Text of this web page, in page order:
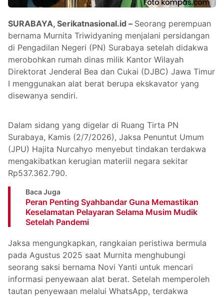
SURABAYA, Serikatnasional.id – Seorang perempuan
bernama Murnita Triwidyaning menjalani persidangan
di Pengadilan Negeri (PN) Surabaya setelah didakwa
merobohkan rumah dinas milik Kantor Wilayah
Direktorat Jenderal Bea dan Cukai (DJBC) Jawa Timur
I menggunakan alat berat berupa ekskavator yang
disewanya sendiri.
Dalam sidang yang digelar di Ruang Tirta PN
Surabaya, Kamis (2/7/2026), Jaksa Penuntut Umum
(JPU) Hajita Nurcahyo menyebut tindakan terdakwa
mengakibatkan kerugian materiil negara sekitar
Rp537.362.790.
Baca Juga
Peran Penting Syahbandar Guna Memastikan
Keselamatan Pelayaran Selama Musim Mudik
Setelah Pandemi
Jaksa mengungkapkan, rangkaian peristiwa bermula
pada Agustus 2025 saat Murnita menghubungi
seorang saksi bernama Novi Yanti untuk mencari
informasi penyewaan alat berat. Setelah memperoleh
tautan penyewaan melalui WhatsApp, terdakwa